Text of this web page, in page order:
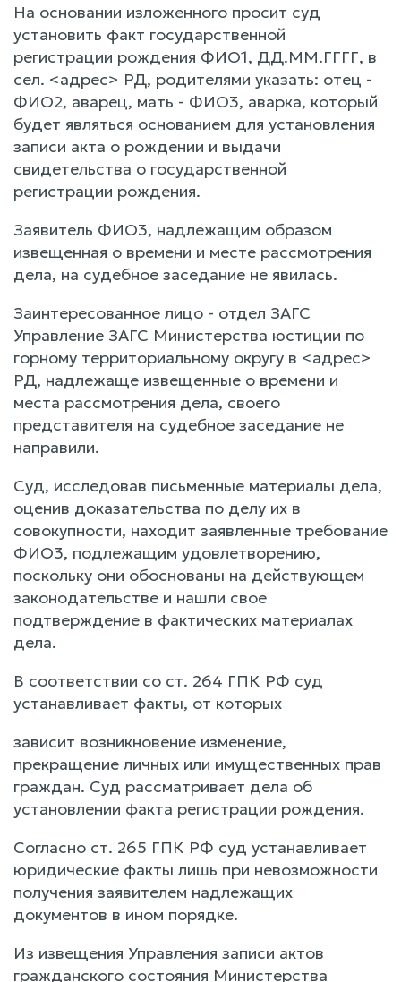
На основании изложенного просит суд
установить факт государственной
регистрации рождения ФИО1, ДД.ММ.ГГГГ, в
сел. <адрес> РД, родителями указать: отец -
ФИО2, аварец, мать - ФИО3, аварка, который
будет являться основанием для установления
записи акта о рождении и выдачи
свидетельства о государственной
регистрации рождения.
Заявитель ФИО3, надлежащим образом
извещенная о времени и месте рассмотрения
дела, на судебное заседание не явилась.
Заинтересованное лицо - отдел ЗАГС
Управление ЗАГС Министерства юстиции по
горному территориальному округу в <адрес>
РД, надлежаще извещенные о времени и
места рассмотрения дела, своего
представителя на судебное заседание не
направили.
Суд, исследовав письменные материалы дела,
оценив доказательства по делу их в
совокупности, находит заявленные требование
ФИО3, подлежащим удовлетворению,
поскольку они обоснованы на действующем
законодательстве и нашли свое
подтверждение в фактических материалах
дела.
В соответствии со ст. 264 ГПК РФ суд
устанавливает факты, от которых
зависит возникновение изменение,
прекращение личных или имущественных прав
граждан. Суд рассматривает дела об
установлении факта регистрации рождения.
Согласно ст. 265 ГПК РФ суд устанавливает
юридические факты лишь при невозможности
получения заявителем надлежащих
документов в ином порядке.
Из извещения Управления записи актов
гражданского состояния Министерства